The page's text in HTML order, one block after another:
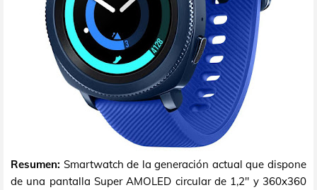
Resumen: Smartwatch de la generación actual que dispone
de una pantalla Super AMOLED circular de 1,2" y 360x360